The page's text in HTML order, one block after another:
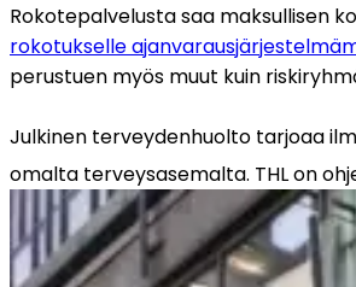
Rokotepalvelusta saa maksullisen
rokotukselle
perustuen myös muut kuin
Julkinen terveydenhuolto tarjoaa
omalta terveysasemalta. THL on